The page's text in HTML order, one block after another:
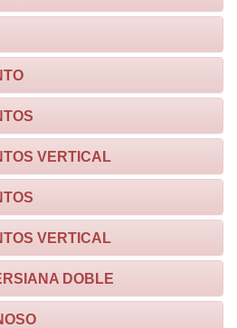
VERTICAL
VERTICAL
DOBLE